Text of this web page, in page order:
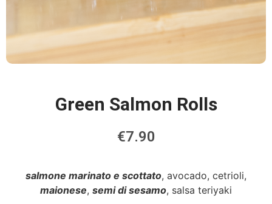
Green Salmon Rolls
€7.90
salmone marinato e scottato, avocado, cetrioli,
maionese, semi di sesamo, salsa teriyaki